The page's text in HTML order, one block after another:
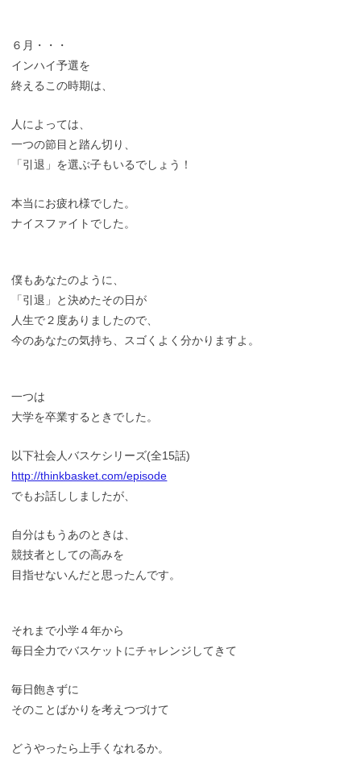
６月・・・
インハイ予選を
終えるこの時期は、
人によっては、
一つの節目と踏ん切り、
「引退」を選ぶ子もいるでしょう！
本当にお疲れ様でした。
ナイスファイトでした。
僕もあなたのように、
「引退」と決めたその日が
人生で２度ありましたので、
今のあなたの気持ち、スゴくよく分かりますよ。
一つは
大学を卒業するときでした。
以下社会人バスケシリーズ(全15話)
http://thinkbasket.com/episode
でもお話ししましたが、
自分はもうあのときは、
競技者としての高みを
目指せないんだと思ったんです。
それまで小学４年から
毎日全力でバスケットにチャレンジしてきて
毎日飽きずに
そのことばかりを考えつづけて
どうやったら上手くなれるか。